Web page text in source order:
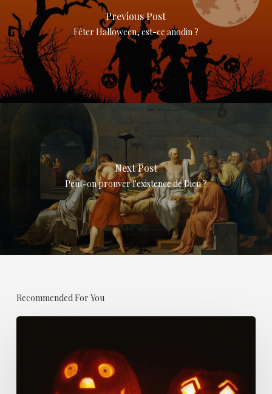
Previous Post
Fêter Halloween, est-ce anodin ?
Next Post
Peut-on prouver l'existence de Dieu ?
Recommended For You